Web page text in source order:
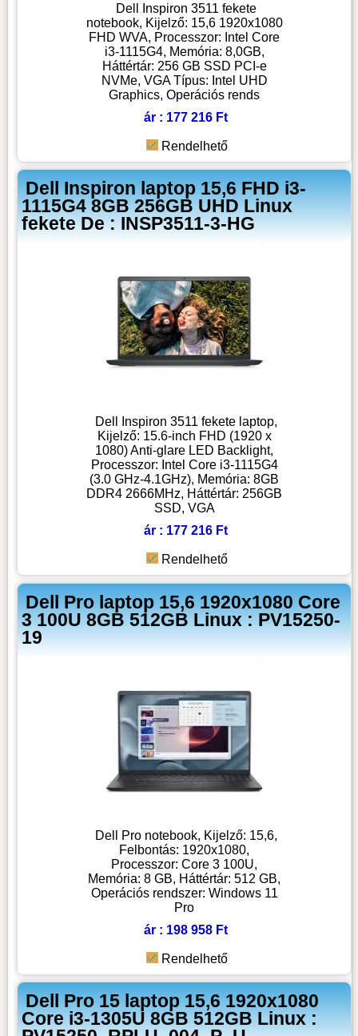
Dell Inspiron 3511 fekete
notebook, Kijelző: 15,6 1920x1080
FHD WVA, Processzor: Intel Core
i3-1115G4, Memória: 8,0GB,
Háttértár: 256 GB SSD PCI-e
NVMe, VGA Típus: Intel UHD
Graphics, Operációs rends
ár : 177 216 Ft
Rendelhető
Dell Inspiron laptop 15,6 FHD i3-
1115G4 8GB 256GB UHD Linux
fekete De : INSP3511-3-HG
Dell Inspiron 3511 fekete laptop,
Kijelző: 15.6-inch FHD (1920 x
1080) Anti-glare LED Backlight,
Processzor: Intel Core i3-1115G4
(3.0 GHz-4.1GHz), Memória: 8GB
DDR4 2666MHz, Háttértár: 256GB
SSD, VGA
ár : 177 216 Ft
Rendelhető
Dell Pro laptop 15,6 1920x1080 Core
3 100U 8GB 512GB Linux : PV15250-
19
Dell Pro notebook, Kijelző: 15,6,
Felbontás: 1920x1080,
Processzor: Core 3 100U,
Memória: 8 GB, Háttértár: 512 GB,
Operációs rendszer: Windows 11
Pro
ár : 198 958 Ft
Rendelhető
Dell Pro 15 laptop 15,6 1920x1080
Core i3-1305U 8GB 512GB Linux :